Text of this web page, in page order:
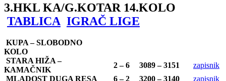
3.HKL KA/G.KOTAR 14.KOLO
TABLICA IGRAČ LIGE
KUPA – SLOBODNO
KOLO
STARA HIŽA –
KAMAČNIK
2 – 6 3089 – 3151
zapisnik
MLADOST DUGA RESA
6 – 2 3200 – 3140
zapisnik